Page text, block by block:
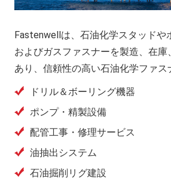
Fastenwellは、石油化学スタッドや
およびガスファスナーを製造、在
あり、信頼性の高い石油化学ファス
ドリル＆ボーリング機器
ポンプ・精製設備
配管工事・修理サービス
油抽出システム
石油掘削リグ建設